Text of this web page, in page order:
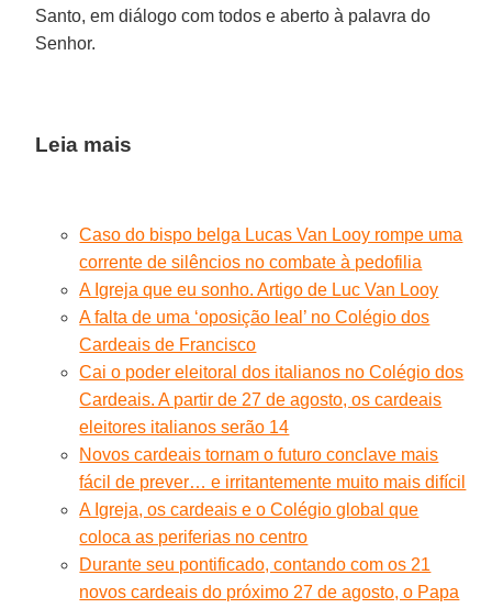
Santo, em diálogo com todos e aberto à palavra do
Senhor.
Leia mais
Caso do bispo belga Lucas Van Looy rompe uma
corrente de silêncios no combate à pedofilia
A Igreja que eu sonho. Artigo de Luc Van Looy
A falta de uma ‘oposição leal’ no Colégio dos
Cardeais de Francisco
Cai o poder eleitoral dos italianos no Colégio dos
Cardeais. A partir de 27 de agosto, os cardeais
eleitores italianos serão 14
Novos cardeais tornam o futuro conclave mais
fácil de prever… e irritantemente muito mais difícil
A Igreja, os cardeais e o Colégio global que
coloca as periferias no centro
Durante seu pontificado, contando com os 21
novos cardeais do próximo 27 de agosto, o Papa